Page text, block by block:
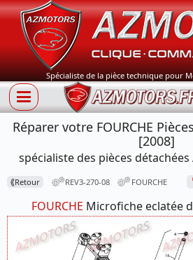
Spécialiste de la pièce technique pour
Réparer votre FOURCHE
[2008]
spécialiste des pièces détachées
⟪Retour REV3-270-08 FOURCHE
FOURCHE Microfiche eclatée